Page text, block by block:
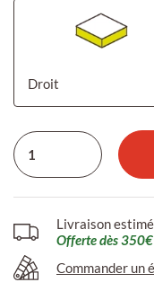
Livraison
Offerte dès 350€
Commander un